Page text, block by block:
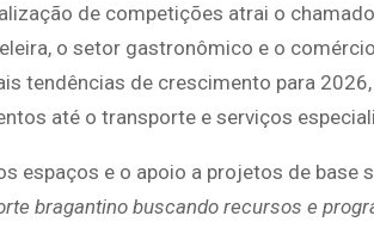
de competições atrai o
o setor gastronômico e o
tendências de crescimento para
até o transporte e serviços
espaços e o apoio a projetos de base
bragantino buscando recursos e